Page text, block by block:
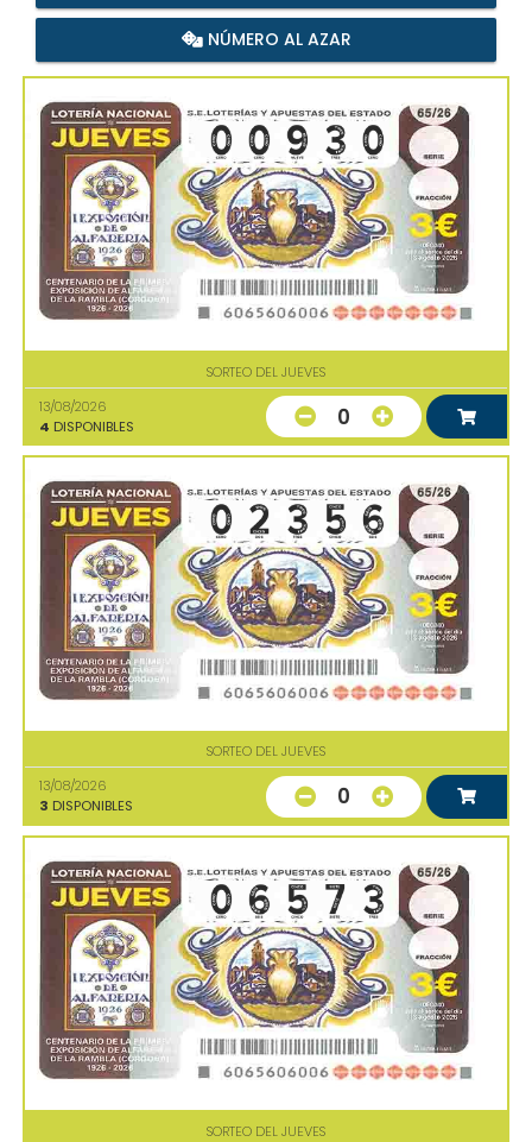
NÚMERO AL AZAR
SORTEO DEL JUEVES
13/08/2026
4 DISPONIBLES 0
SORTEO DEL JUEVES
13/08/2026
3 DISPONIBLES 0
SORTEO DEL JUEVES